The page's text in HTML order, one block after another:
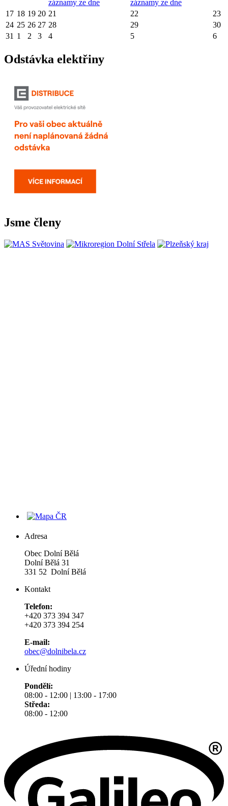
záznamy ze dne
záznamy ze dne
17 18 19 20 21 22
23
24 25 26 27 28 29
30
31 1 2 3 4 5 6
Odstávka elektřiny
Jsme členy
Adresa
Obec Dolní Bělá
Dolní Bělá 31
331 52 Dolní Bělá
Kontakt
Telefon:
+420 373 394 347
+420 373 394 254
E-mail:
obec@dolnibela.cz
Úřední hodiny
Pondělí:
08:00 - 12:00 | 13:00 - 17:00
Středa:
08:00 - 12:00